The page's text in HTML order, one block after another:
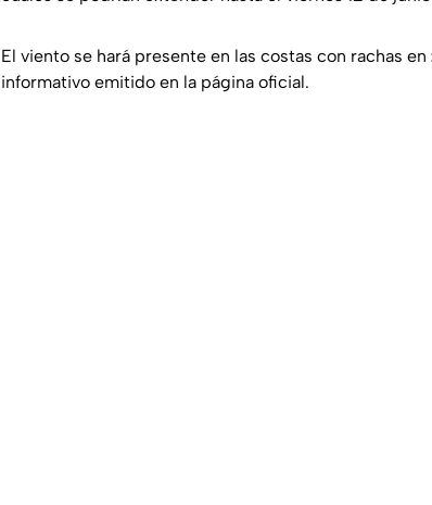
El viento se hará presente en las costas con rachas en
informativo emitido en la página oficial.